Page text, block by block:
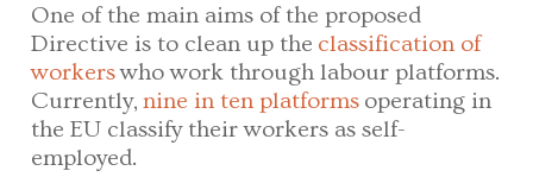
One of the main aims of the proposed
Directive is to clean up the classification of
workerswho work through labour platforms.
Currently,nine in ten platforms operating in
the EU classify their workers as self-
employed.